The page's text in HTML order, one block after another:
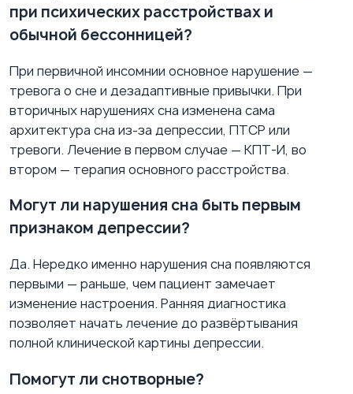
при психических расстройствах и
обычной бессонницей?
При первичной инсомнии основное нарушение —
тревога о сне и дезадаптивные привычки. При
вторичных нарушениях сна изменена сама
архитектура сна из-за депрессии, ПТСР или
тревоги. Лечение в первом случае — КПТ-И, во
втором — терапия основного расстройства.
Могут ли нарушения сна быть первым
признаком депрессии?
Да. Нередко именно нарушения сна появляются
первыми — раньше, чем пациент замечает
изменение настроения. Ранняя диагностика
позволяет начать лечение до развёртывания
полной клинической картины депрессии.
Помогут ли снотворные?